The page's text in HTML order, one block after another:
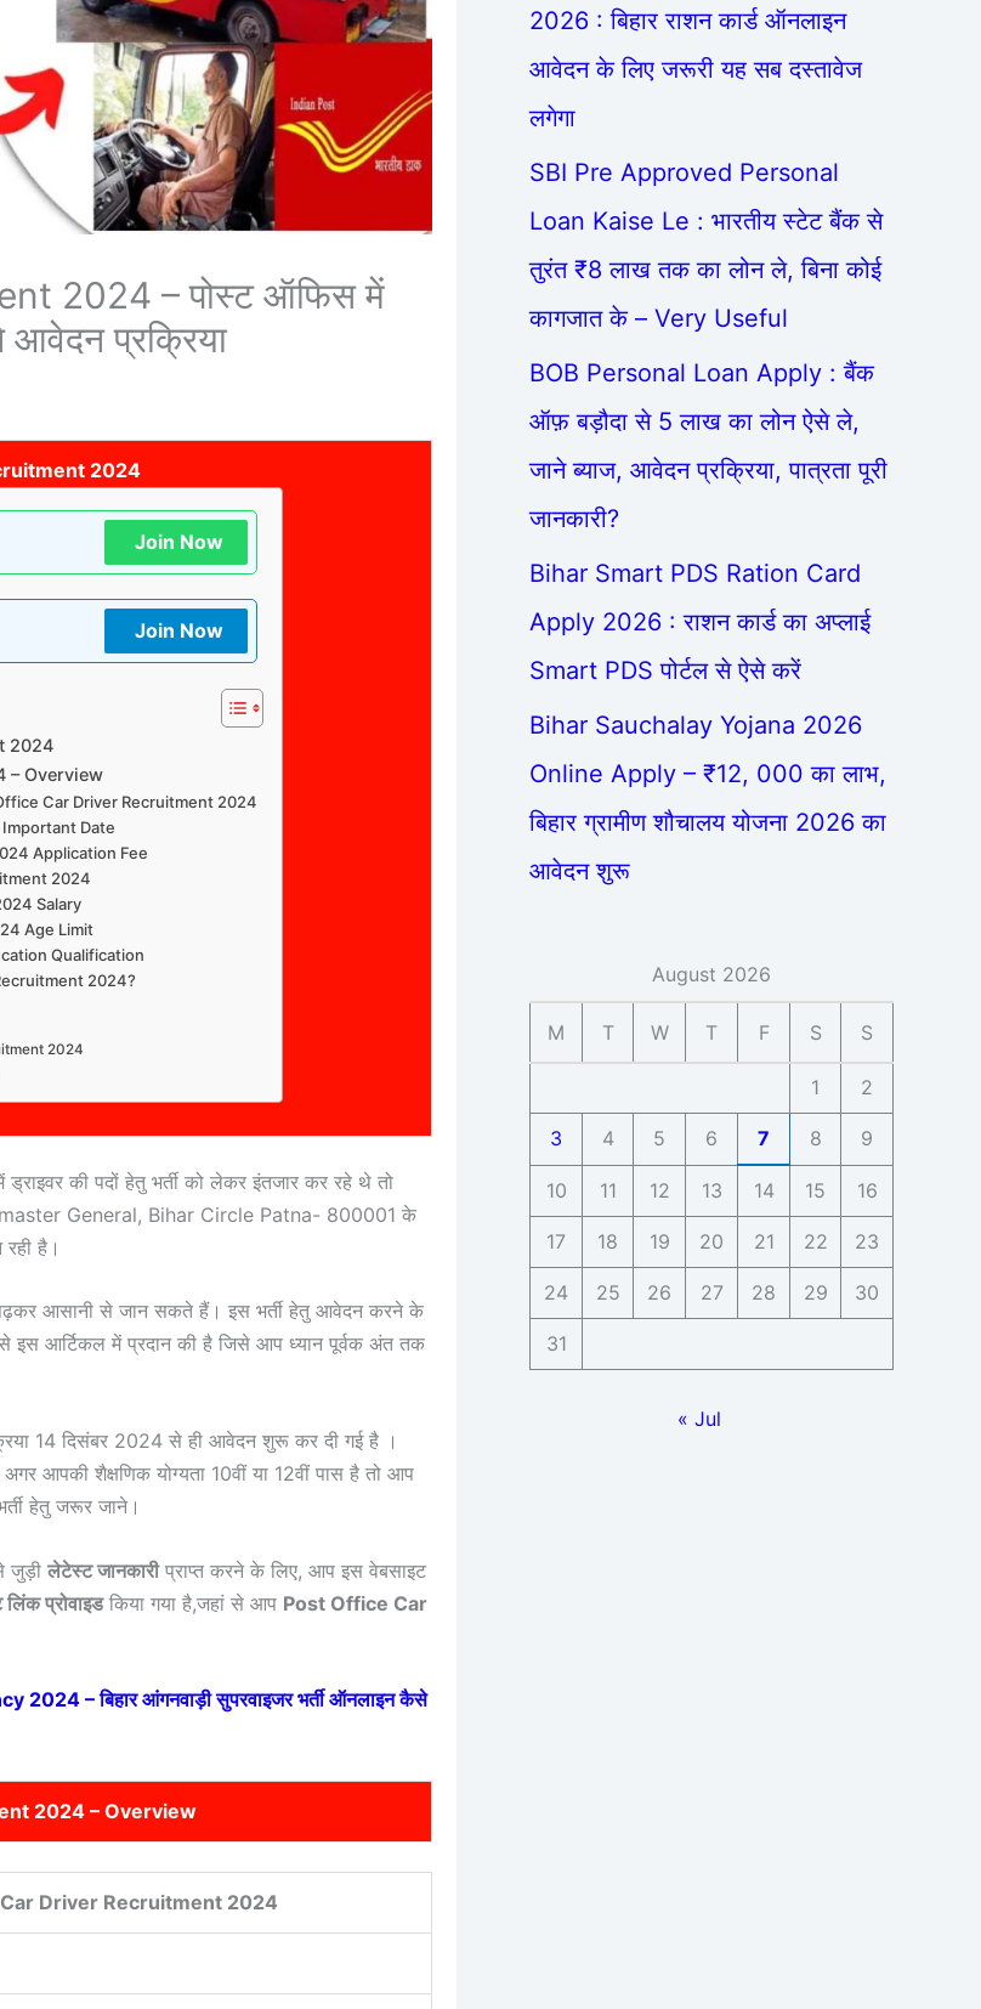
2024 – पोस्ट ऑफिस में
आवेदन प्रक्रिया
2024
Join Now
Join Now
2024
– Overview
Office Car Driver Recruitment 2024
Date
Application Fee
2024
Salary
Age Limit
Qualification
2024?
2024
ड्राइवर की पदों हेतु भर्ती को लेकर इंतजार कर रहे थे तो
General, Bihar Circle Patna- 800001 के
है।
आसानी से जान सकते हैं। इस भर्ती हेतु आवेदन करने के
इस आर्टिकल में प्रदान की है जिसे आप ध्यान पूर्वक अंत तक
14 दिसंबर 2024 से ही आवेदन शुरू कर दी गई है ।
आपकी शैक्षणिक योग्यता 10वीं या 12वीं पास है तो आप
हेतु जरूर जाने।
जुड़ी लेटेस्ट जानकारीप्राप्त करने के लिए, आप इस वेबसाइट
लिंक प्रोवाइडकिया गया है,जहां से आप Post Office Car
– बिहार आंगनवाड़ी सुपरवाइजर भर्ती ऑनलाइन कैसे
2024 – Overview
Driver Recruitment 2024
2026 : बिहार राशन कार्ड ऑनलाइन
आवेदन के लिए जरूरी यह सब दस्तावेज
लगेगा
SBI Pre Approved Personal
Loan Kaise Le : भारतीय स्टेट बैंक से
तुरंत ₹8 लाख तक का लोन ले, बिना कोई
कागजात के – Very Useful
BOB Personal Loan Apply : बैंक
ऑफ़ बड़ौदा से 5 लाख का लोन ऐसे ले,
जाने ब्याज, आवेदन प्रक्रिया, पात्रता पूरी
जानकारी?
Bihar Smart PDS Ration Card
Apply 2026 : राशन कार्ड का अप्लाई
Smart PDS पोर्टल से ऐसे करें
Bihar Sauchalay Yojana 2026
Online Apply – ₹12, 000 का लाभ,
बिहार ग्रामीण शौचालय योजना 2026 का
आवेदन शुरू
August 2026
M T W T F S S
1 2
3 4 5 6 7 8 9
10 11 12 13 14 15 16
17 18 19 20 21 22 23
24 25 26 27 28 29 30
31
« Jul